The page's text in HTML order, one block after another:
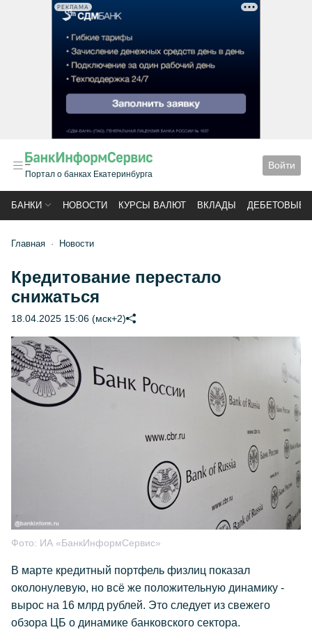
РЕКЛАМА
Портал о банках Екатеринбурга
Войти
БАНКИ НОВОСТИ КУРСЫ ВАЛЮТ ВКЛАДЫ ДЕБЕТОВЫЕ
Главная Новости
Кредитование перестало
снижаться
18.04.2025 15:06 (мск+2)
Фото: ИА «БанкИнформСервис»
В марте кредитный портфель физлиц показал
околонулевую, но всё же положительную динамику -
вырос на 16 млрд рублей. Это следует из свежего
обзора ЦБ о динамике банковского сектора.